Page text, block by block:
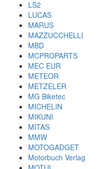
LS2
LUCAS
MARUS
MAZZUCCHELLI
MBD
MCPROPARTS
MEC EUR
METEOR
METZELER
MG Biketec
MICHELIN
MIKUNI
MITAS
MMW
MOTOGADGET
Motorbuch Verlag